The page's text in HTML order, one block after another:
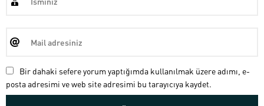
Bir dahaki sefere yorum yaptığımda kullanılmak üzere adımı, e-
posta adresimi ve web site adresimi bu tarayıcıya kaydet.